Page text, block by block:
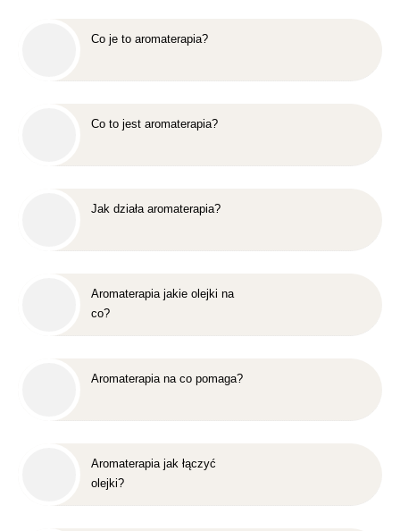
Co je to aromaterapia?
Co to jest aromaterapia?
Jak działa aromaterapia?
Aromaterapia jakie olejki na
co?
Aromaterapia na co pomaga?
Aromaterapia jak łączyć
olejki?